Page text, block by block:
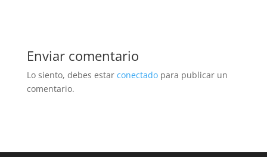
Enviar comentario
Lo siento, debes estar conectadopara publicar un
comentario.